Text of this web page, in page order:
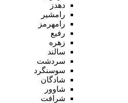
دهدز
رامشیر
رامهرمز
رفیع
زهره
سالند
سردشت
سوسنگرد
شادگان
شاوور
شرافت